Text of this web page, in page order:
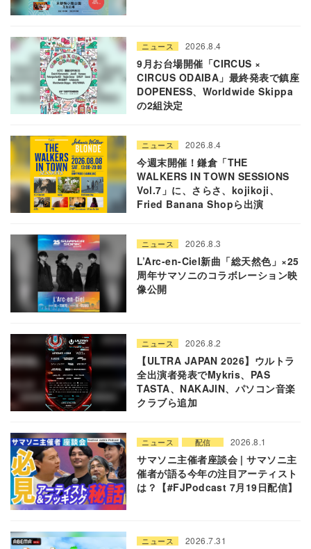
ニュース 2026.8.4
9月お台場開催「CIRCUS ×
CIRCUS ODAIBA」最終発表で鎮座
DOPENESS、Worldwide Skippa
の2組決定
ニュース 2026.8.4
今週末開催！鎌倉「THE
WALKERS IN TOWN SESSIONS
Vol.7」に、さらさ、kojikoji、
Fried Banana Shopら出演
ニュース 2026.8.3
L’Arc-en-Ciel新曲「総天然色」×25
周年サマソニのコラボレーション映
像公開
ニュース 2026.8.2
【ULTRA JAPAN 2026】ウルトラ
全出演者発表でMykris、PAS
TASTA、NAKAJIN、パソコン音楽
クラブら追加
ニュース 配信 2026.8.1
サマソニ主催者座談会 | サマソニ主
催者が語る今年の注目アーティスト
は？【#FJPodcast 7月19日配信】
ニュース 2026.7.31